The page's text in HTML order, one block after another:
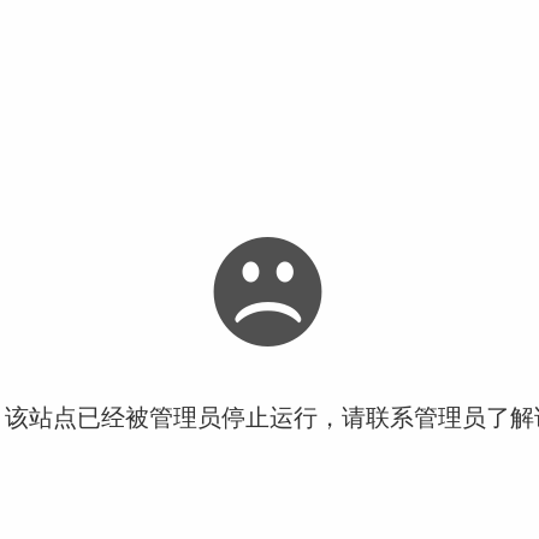
站点已经被管理员停止运行，请联系管理员了